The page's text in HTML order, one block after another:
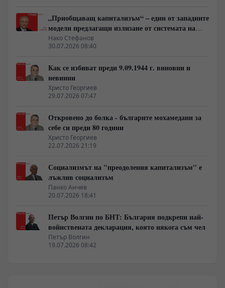
„Приобщаващ капитализъм“ – един от западните
модели предлагащи излизане от системата на
неолиберализма
Нако Стефанов
30.07.2026 08:40
Как се избиват преди 9.09.1944 г. виновни и
невинни
Христо Георгиев
29.07.2026 07:47
Откровено до болка - българите мохамедани за
себе си преди 80 години
Христо Георгиев
22.07.2026 21:19
Социализмът на "преодоления капитализъм" е
лъжлив социализъм
Панко Анчев
20.07.2026 18:41
Петър Волгин по БНТ: България подкрепи най-
войнствената декларация, която някога съм чел
Петър Волгин
19.07.2026 08:42